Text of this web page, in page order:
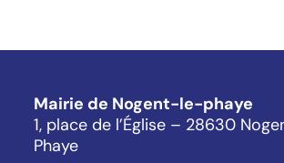
Mairie de Nogent-le-phaye
1, place de l’Église – 28630
Phaye